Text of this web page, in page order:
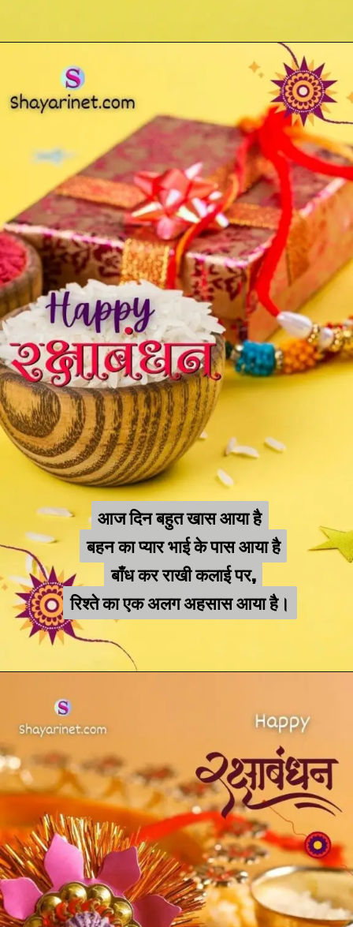
आज दिन बहुत खास आया है
बहन का प्यार भाई के पास आया है
बाँध कर राखी कलाई पर,
रिश्ते का एक अलग अहसास आया है।
आज दिन बहुत खास आया है
बहन का प्यार भाई के पास आया है
बाँध कर राखी कलाई पर,
रिश्ते का एक अलग अहसास आया है।